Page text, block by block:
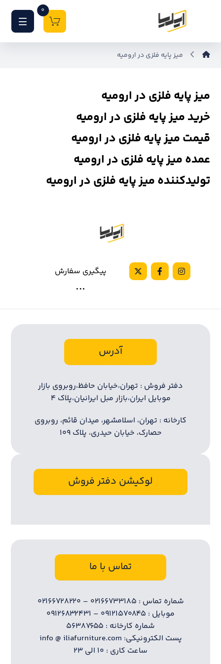
0
میز پایه فلزی در ارومیه
میز پایه فلزی در ارومیه
خرید میز پایه فلزی در ارومیه
قیمت میز پایه فلزی در ارومیه
عمده میز پایه فلزی در ارومیه
تولیدکننده میز پایه فلزی در ارومیه
پیگیری سفارش
آدرس
دفتر فروش : تهران،خیابان حافظ،روبروی بازار
موبایل ایران،بازار مبل ایرانیان،پلاک ۴
کارخانه : تهران، اسلامشهر، میدان قائم، روبروی
حصارک، خیابان حیدری، پلاک ۱۰۹
لوکیشن دفتر فروش
تماس با ما
شماره تماس : ۰۲۱۶۶۷۳۳۱۸۵ – ۰۲۱۶۶۷۲۸۲۲۰
موبایل : ۰۹۱۲۱۵۷۰۸۴۵ – ۰۹۱۲۶۸۳۲۴۳۱
شماره کارخانه : ۵۶۳۸۷۶۵۵
پست الکترونیکی: info @ iliafurniture.com
ساعت کاری : ۱۰ الی ۲۳